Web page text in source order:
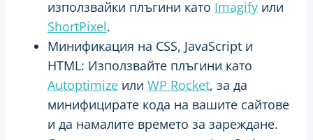
използвайки плъгини като Imagify или
ShortPixel.
Минификация на CSS, JavaScript и
HTML: Използвайте плъгини като
Autoptimize или WP Rocket, за да
минифицирате кода на вашите сайтове
и да намалите времето за зареждане.